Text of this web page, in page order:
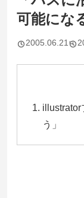
可能にな
2005.06.21
illustrator
う」